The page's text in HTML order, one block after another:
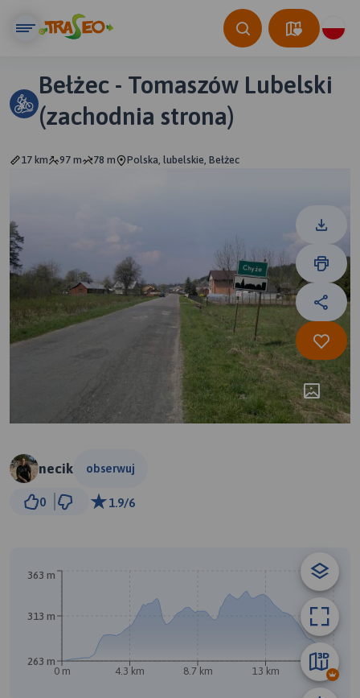
Bełżec - Tomaszów Lubelski
(zachodnia strona)
17 km 97 m 78 m Polska, lubelskie, Bełżec
necik obserwuj
0 1.9/6
0 m 4.3 km 8.7 km 13 km 17 km
263 m
313 m
363 m